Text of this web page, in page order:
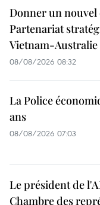
Donner un nouvel
Partenariat
Vietnam-Australie
08/08/2026 08:32
La Police
ans
08/08/2026 07:03
Le président de
Chambre des